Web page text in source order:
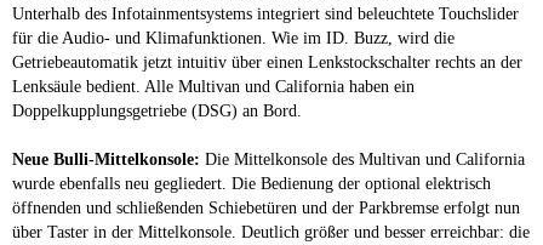
Unterhalb des Infotainmentsystems integriert sind beleuchtete Touchslider
für die Audio- und Klimafunktionen. Wie im ID. Buzz, wird die
Getriebeautomatik jetzt intuitiv über einen Lenkstockschalter rechts an der
Lenksäule bedient. Alle Multivan und California haben ein
Doppelkupplungsgetriebe (DSG) an Bord.
Neue Bulli-Mittelkonsole: Die Mittelkonsole des Multivan und California
wurde ebenfalls neu gegliedert. Die Bedienung der optional elektrisch
öffnenden und schließenden Schiebetüren und der Parkbremse erfolgt nun
über Taster in der Mittelkonsole. Deutlich größer und besser erreichbar: die